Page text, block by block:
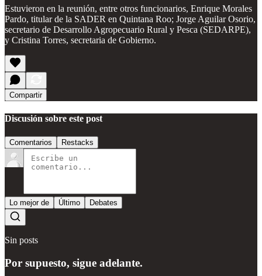
Estuvieron en la reunión, entre otros funcionarios, Enrique Morales
Pardo, titular de la SADER en Quintana Roo; Jorge Aguilar Osorio,
secretario de Desarrollo Agropecuario Rural y Pesca (SEDARPE),
y Cristina Torres, secretaria de Gobierno.
Compartir
Discusión sobre este post
Comentarios Restacks
Lo mejor de Último Debates
Sin posts
Por supuesto, sigue adelante.